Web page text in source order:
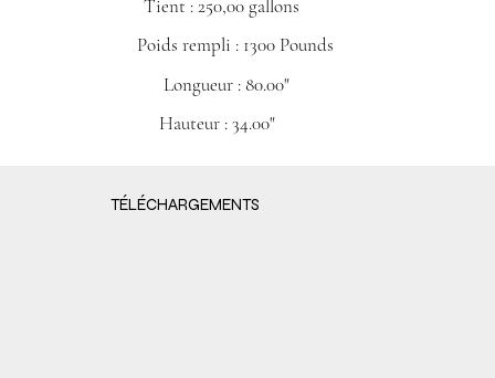
Tient : 250,00 gallons​
Poids rempli : 1300 Pounds
Longueur : 80.00"
Hauteur : 34.00"
TÉLÉCHARGEMENTS